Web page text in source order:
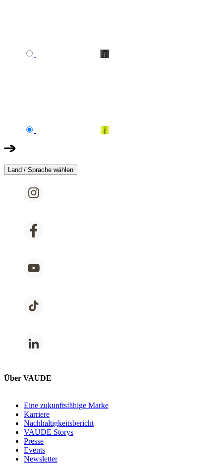
Land / Sprache wählen
Über VAUDE
Eine zukunftsfähige Marke
Karriere
Nachhaltigkeitsbericht
VAUDE Storys
Presse
Events
Newsletter